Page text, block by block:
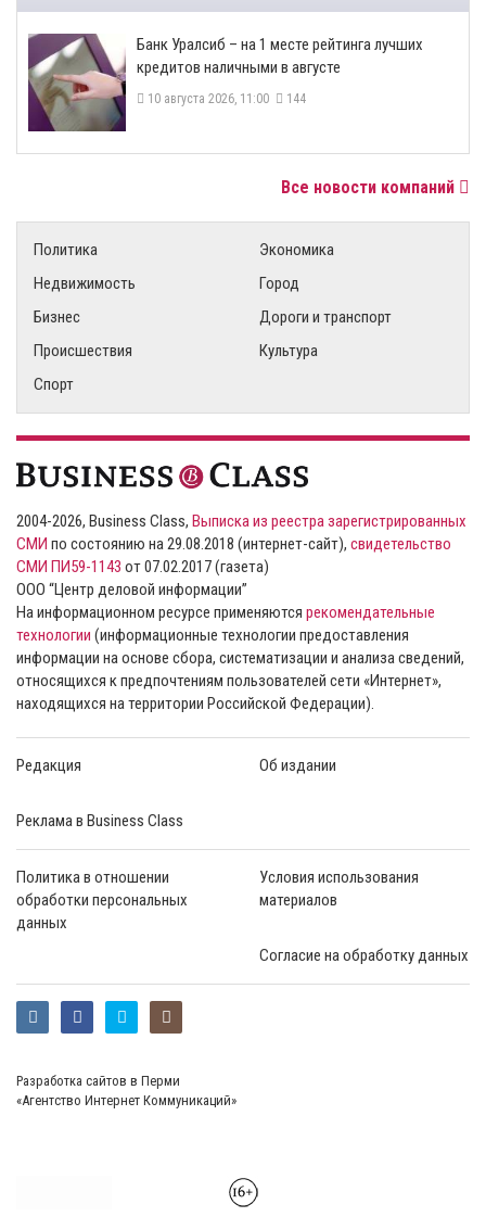
Банк Уралсиб – на 1 месте рейтинга лучших
кредитов наличными в августе
10 августа 2026, 11:00 144
Все новости компаний
Политика
Экономика
Недвижимость
Город
Бизнес
Дороги и транспорт
Происшествия
Культура
Спорт
2004-2026, Business Class, Выписка из реестра зарегистрированных
СМИ по состоянию на 29.08.2018 (интернет-сайт), свидетельство
СМИ ПИ59-1143 от 07.02.2017 (газета)
ООО “Центр деловой информации”
На информационном ресурсе применяются рекомендательные
технологии (информационные технологии предоставления
информации на основе сбора, систематизации и анализа сведений,
относящихся к предпочтениям пользователей сети «Интернет»,
находящихся на территории Российской Федерации).
Редакция Об издании
Реклама в Business Class
Политика в отношении
обработки персональных
данных
Условия использования
материалов
Согласие на обработку данных
Разработка сайтов в Перми
«Агентство Интернет Коммуникаций»